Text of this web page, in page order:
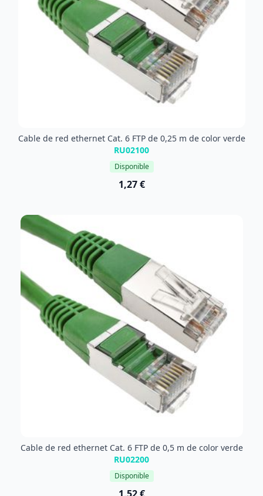
Cable de red ethernet Cat. 6 FTP de 0,25 m de color verde
RU02100
Disponible
1,27 €
Cable de red ethernet Cat. 6 FTP de 0,5 m de color verde
RU02200
Disponible